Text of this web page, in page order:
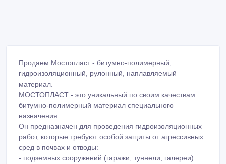
Продаем Мостопласт - битумно-полимерный,
гидроизоляционный, рулонный, наплавляемый
материал.
МОСТОПЛАСТ - это уникальный по своим качествам
битумно-полимерный материал специального
назначения.
Он предназначен для проведения гидроизоляционных
работ, которые требуют особой защиты от агрессивных
сред в почвах и отводы:
- подземных сооружений (гаражи, туннели, галереи)